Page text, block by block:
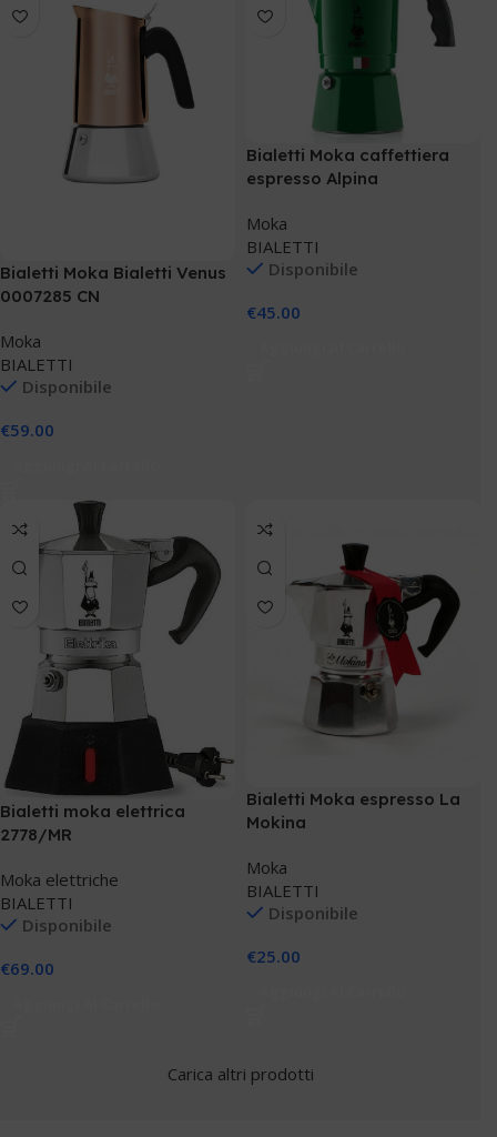
Bialetti Moka Bialetti Venus
0007285 CN
Moka
BIALETTI
Disponibile
€59.00
Bialetti Moka caffettiera
espresso Alpina
Moka
BIALETTI
Disponibile
€45.00
Bialetti moka elettrica
2778/MR
Moka elettriche
BIALETTI
Disponibile
€69.00
Bialetti Moka espresso La
Mokina
Moka
BIALETTI
Disponibile
€25.00
Carica altri prodotti